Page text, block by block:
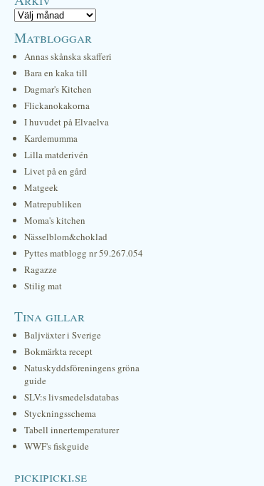
Matbloggar
Annas skånska skafferi
Bara en kaka till
Dagmar's Kitchen
Flickanokakorna
I huvudet på Elvaelva
Kardemumma
Lilla matderivén
Livet på en gård
Matgeek
Matrepubliken
Moma's kitchen
Nässelblom&choklad
Pyttes matblogg nr 59.267.054
Ragazze
Stilig mat
Tina gillar
Baljväxter i Sverige
Bokmärkta recept
Natuskyddsföreningens gröna
guide
SLV:s livsmedelsdatabas
Styckningsschema
Tabell innertemperaturer
WWF's fiskguide
pickipicki.se